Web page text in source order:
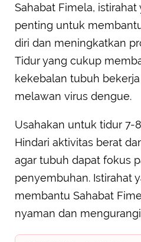
Sahabat Fimela,
penting untuk
diri dan meningkatkan
Tidur yang cukup
kekebalan tubuh
melawan virus dengue.
Usahakan untuk tidur 7-
Hindari aktivitas berat
agar tubuh dapat fokus
penyembuhan. Istirahat
membantu Sahabat
nyaman dan